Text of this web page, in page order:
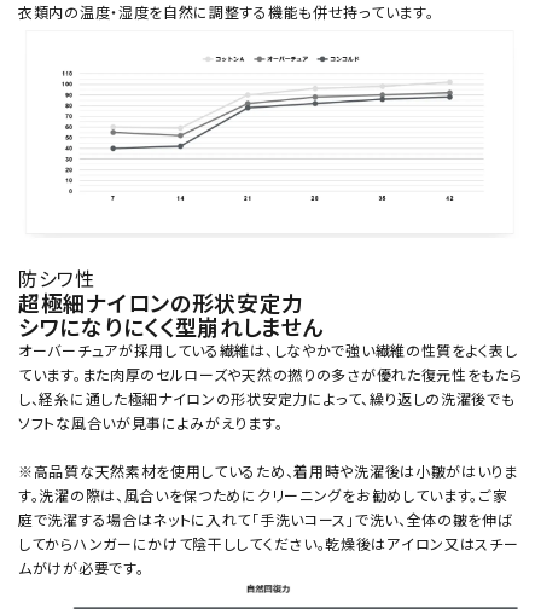
衣類内の温度・湿度を自然に調整する機能も併せ持っています。
防シワ性
超極細ナイロンの形状安定力
シワになりにくく型崩れしません
オーバーチュアが採用している繊維は、しなやかで強い繊維の性質をよく表し
ています。また肉厚のセルローズや天然の撚りの多さが優れた復元性をもたら
し、経糸に通した極細ナイロンの形状安定力によって、繰り返しの洗濯後でも
ソフトな風合いが見事によみがえります。
※高品質な天然素材を使用しているため、着用時や洗濯後は小皺がはいりま
す。洗濯の際は、風合いを保つためにクリーニングをお勧めしています。ご家
庭で洗濯する場合はネットに入れて「手洗いコース」で洗い、全体の皺を伸ば
してからハンガーにかけて陰干ししてください。乾燥後はアイロン又はスチー
ムがけが必要です。